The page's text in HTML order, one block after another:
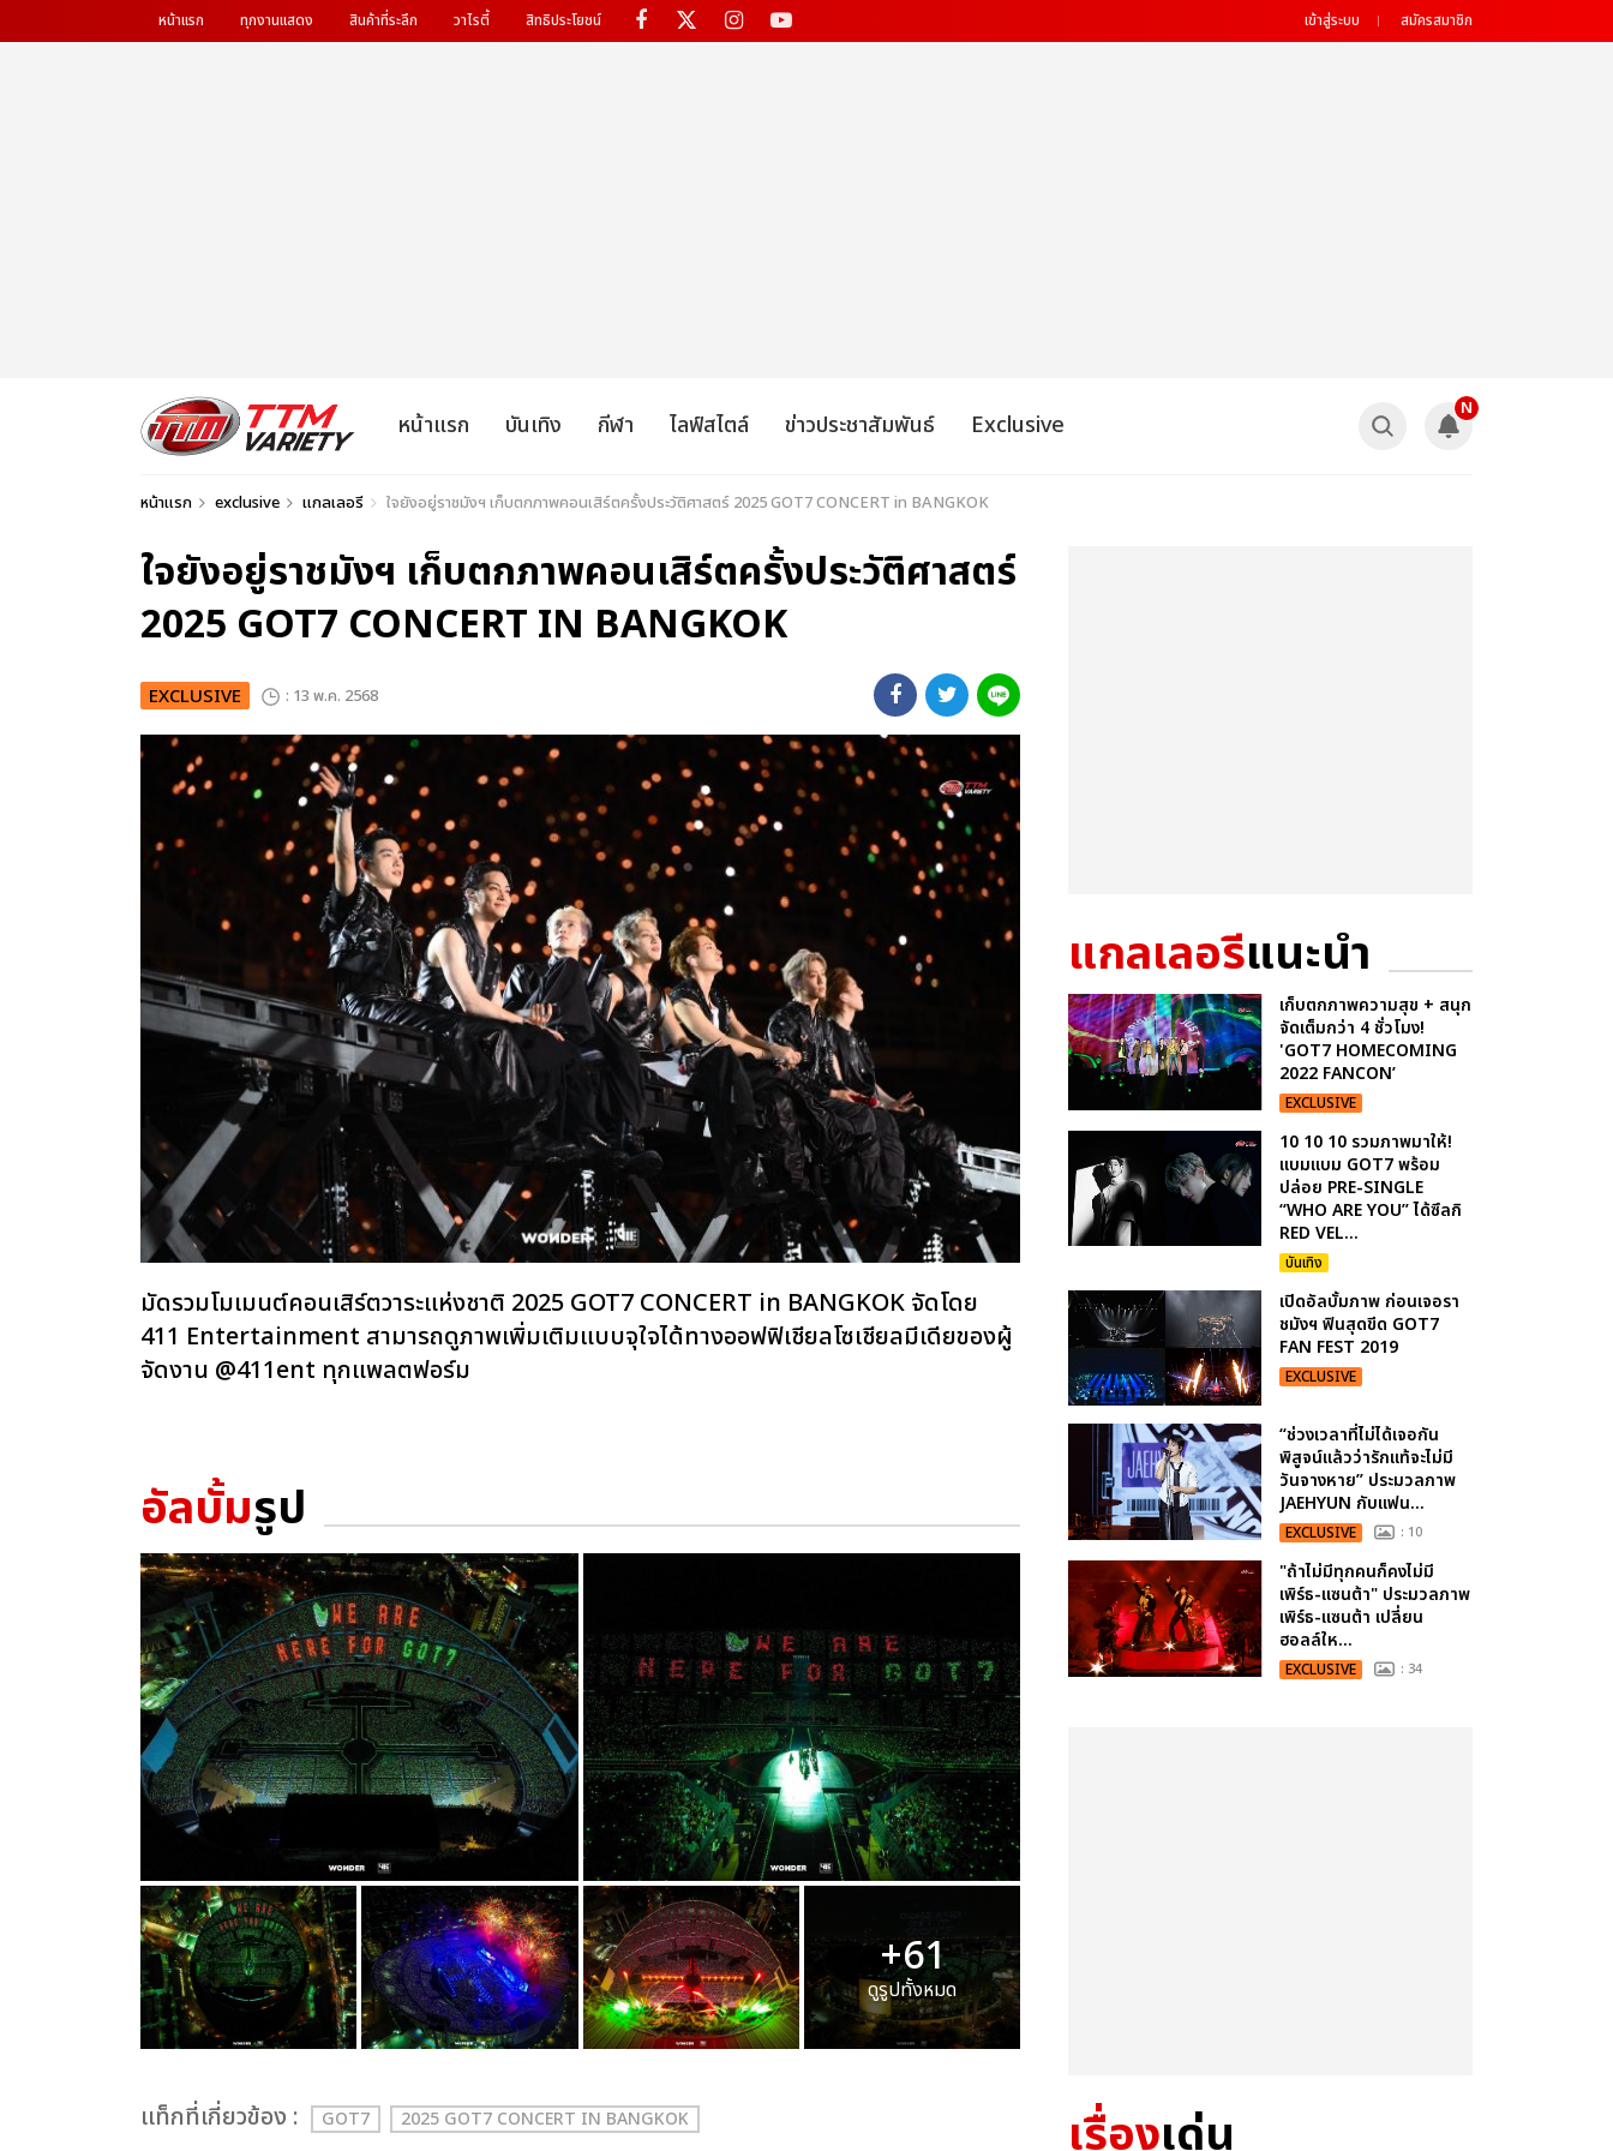
หน้าแรก ทุกงานแสดง สินค้าที่ระลึก วาไรตี้ สิทธิประโยชน์ เข้าสู่ระบบ สมัครสมาชิก
หน้าแรก บันเทิง กีฬา ไลฟ์สไตล์ ข่าวประชาสัมพันธ์ Exclusive
N
หน้าแรก exclusive แกลเลอรี ใจยังอยู่ราชมังฯ เก็บตกภาพคอนเสิร์ตครั้งประวัติศาสตร์ 2025 GOT7 CONCERT in BANGKOK
ใจยังอยู่ราชมังฯ เก็บตกภาพคอนเสิร์ตครั้งประวัติศาสตร์
2025 GOT7 CONCERT IN BANGKOK
EXCLUSIVE : 13 พ.ค. 2568
มัดรวมโมเมนต์คอนเสิร์ตวาระแห่งชาติ 2025 GOT7 CONCERT in BANGKOK จัดโดย
411 Entertainment สามารถดูภาพเพิ่มเติมแบบจุใจได้ทางออฟฟิเชียลโซเชียลมีเดียของผู้
จัดงาน @411ent ทุกแพลตฟอร์ม
อัลบั้มรูป
+61
ดูรูปทั้งหมด
เเท็กที่เกี่ยวข้อง : GOT7 2025 GOT7 CONCERT IN BANGKOK
แกลเลอรีแนะนำ
เก็บตกภาพความสุข + สนุก
จัดเต็มกว่า 4 ชั่วโมง!
'GOT7 HOMECOMING
2022 FANCON’
EXCLUSIVE
10 10 10 รวมภาพมาให้!
แบมแบม GOT7 พร้อม
ปล่อย PRE-SINGLE
“WHO ARE YOU” ได้ซึลกิ
RED VEL...
บันเทิง
เปิดอัลบั้มภาพ ก่อนเจอรา
ชมังฯ ฟินสุดขีด GOT7
FAN FEST 2019
EXCLUSIVE
“ช่วงเวลาที่ไม่ได้เจอกัน
พิสูจน์แล้วว่ารักแท้จะไม่มี
วันจางหาย” ประมวลภาพ
JAEHYUN กับแฟน...
EXCLUSIVE : 10
"ถ้าไม่มีทุกคนก็คงไม่มี
เพิร์ธ-แซนต้า" ประมวลภาพ
เพิร์ธ-แซนต้า เปลี่ยน
ฮอลล์ให...
EXCLUSIVE : 34
เรื่องเด่น